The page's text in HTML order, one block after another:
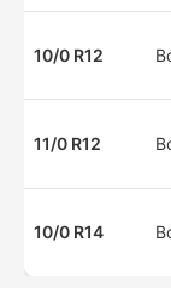
10/0 R12
11/0 R12
10/0 R14